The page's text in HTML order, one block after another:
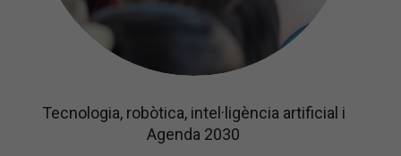
Tecnologia, robòtica, intel·ligència artificial i
Agenda 2030